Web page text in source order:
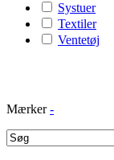
Systuer
Textiler
Ventetøj
Mærker -